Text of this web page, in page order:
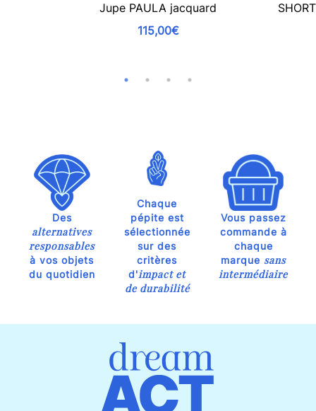
Jupe PAULA jacquard
115,00€
Des
alternatives
responsables
à vos objets
du quotidien
Chaque
pépite est
sélectionnée
sur des
critères
d'impact et
de durabilité
Vous passez
commande à
chaque
marque sans
intermédiaire